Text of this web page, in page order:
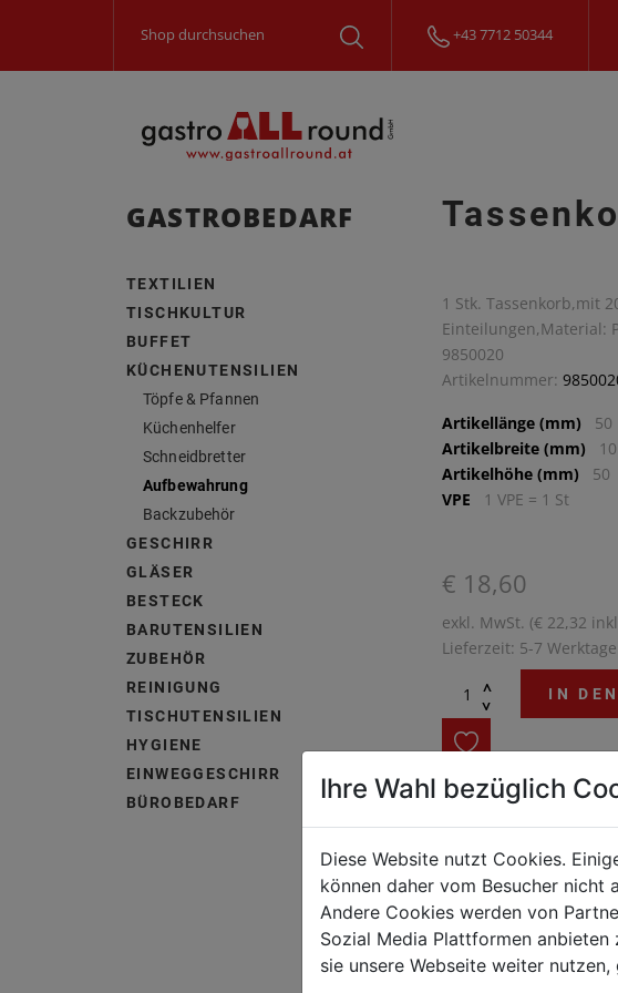
+43 7712 50344
GASTROBEDARF
TEXTILIEN
TISCHKULTUR
BUFFET
KÜCHENUTENSILIEN
Töpfe & Pfannen
Küchenhelfer
Schneidbretter
Aufbewahrung
Backzubehör
GESCHIRR
GLÄSER
BESTECK
BARUTENSILIEN
ZUBEHÖR
REINIGUNG
TISCHUTENSILIEN
HYGIENE
EINWEGGESCHIRR
BÜROBEDARF
1 Stk. Tassenkorb,mit
Einteilungen,Material:
9850020
Artikelnummer:
Artikellänge (mm)
50
Artikelbreite (mm)
10
Artikelhöhe (mm)
50
VPE
1 VPE = 1 St
€ 18,60
exkl. MwSt. (€ 22,32
Lieferzeit: 5-7 Werktage
^
^
IN
1 Stk. Tassenkorbmit
EinteilungenMaterial:
beige/
46,5 x 8,7 cm
Ihre Wahl bezüglich
Diese Website nutzt Cookies.
können daher vom Besucher nicht
Andere Cookies werden von
Sozial Media Plattformen anbieten
sie unsere Webseite weiter